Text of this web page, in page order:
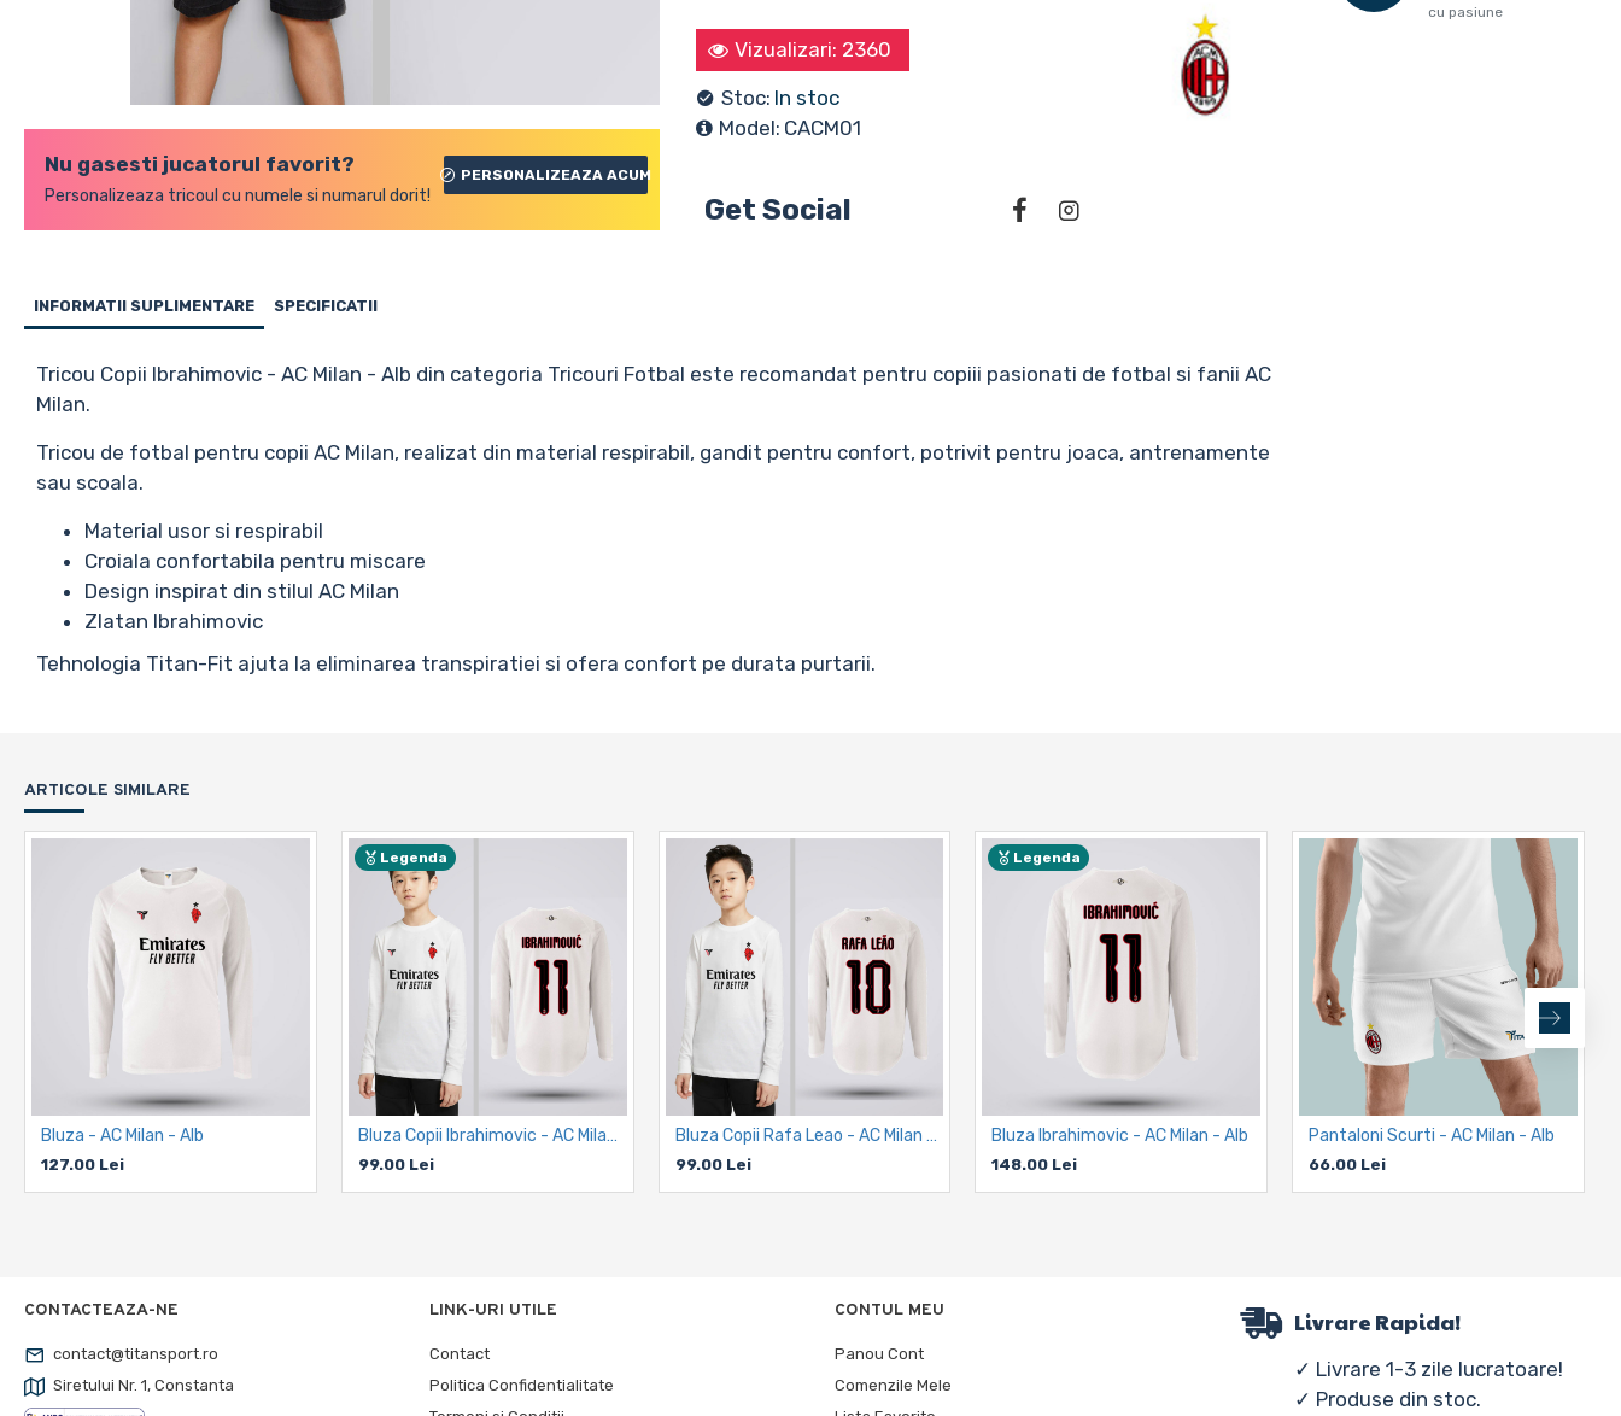
Nu gasesti jucatorul favorit?
Personalizeaza tricoul cu numele si numarul dorit!
PERSONALIZEAZA ACUM
Stoc: In stoc
Model: CACM01
Vizualizari: 2360
Get Social
INFORMATII SUPLIMENTARE SPECIFICATII
Tricou Copii Ibrahimovic - AC Milan - Alb din categoria Tricouri Fotbal este recomandat pentru copiii pasionati de fotbal si fanii AC
Milan.
Tricou de fotbal pentru copii AC Milan, realizat din material respirabil, gandit pentru confort, potrivit pentru joaca, antrenamente
sau scoala.
Material usor si respirabil
Croiala confortabila pentru miscare
Design inspirat din stilul AC Milan
Zlatan Ibrahimovic
Tehnologia Titan-Fit ajuta la eliminarea transpiratiei si ofera confort pe durata purtarii.
cu pasiune
ARTICOLE SIMILARE
Bluza - AC Milan - Alb
127.00 Lei
Legenda
Bluza Copii Ibrahimovic - AC Milan - Alb
99.00 Lei
Bluza Copii Rafa Leao - AC Milan - Alb
99.00 Lei
Legenda
Bluza Ibrahimovic - AC Milan - Alb
148.00 Lei
Pantaloni Scurti - AC Milan - Alb
66.00 Lei
CONTACTEAZA-NE
contact@titansport.ro
Siretului Nr. 1, Constanta
LINK-URI UTILE
Contact
Politica Confidentialitate
CONTUL MEU
Panou Cont
Comenzile Mele
Livrare Rapida!
✓ Livrare 1-3 zile lucratoare!
✓ Produse din stoc.